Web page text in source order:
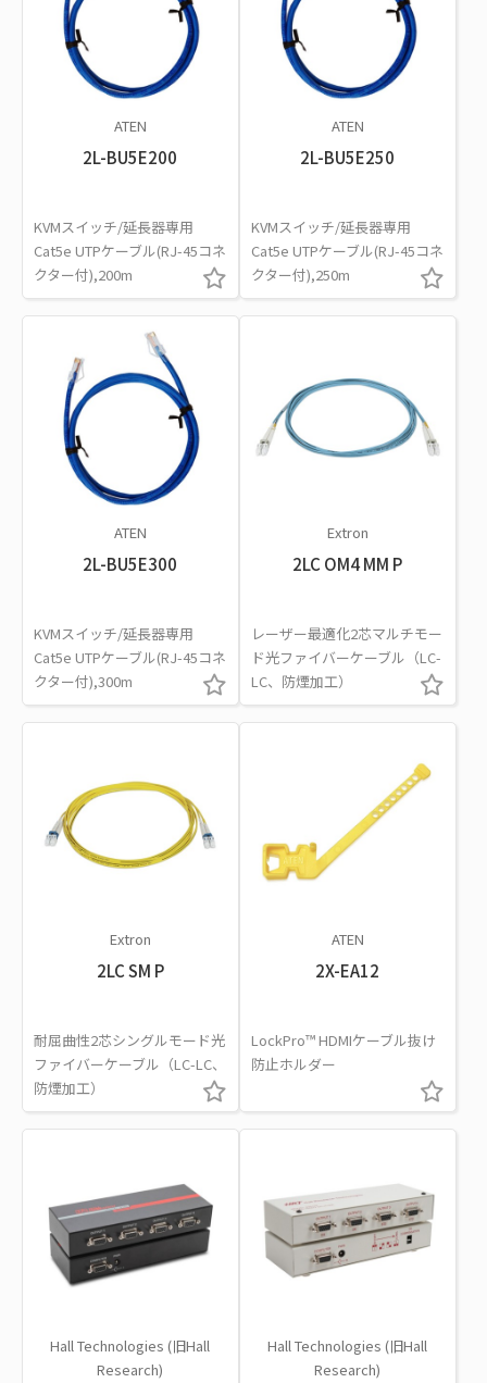
ATEN
2L-BU5E200
KVMスイッチ/延長器専用
Cat5e UTPケーブル(RJ-45コネ
クター付),200m
ATEN
2L-BU5E250
KVMスイッチ/延長器専用
Cat5e UTPケーブル(RJ-45コネ
クター付),250m
ATEN
2L-BU5E300
KVMスイッチ/延長器専用
Cat5e UTPケーブル(RJ-45コネ
クター付),300m
Extron
2LC OM4 MM P
レーザー最適化2芯マルチモー
ド光ファイバーケーブル（LC-
LC、防煙加工）
Extron
2LC SM P
耐屈曲性2芯シングルモード光
ファイバーケーブル（LC-LC、
防煙加工）
ATEN
2X-EA12
LockPro™ HDMIケーブル抜け
防止ホルダー
Hall Technologies (旧Hall
Research)
Hall Technologies (旧Hall
Research)